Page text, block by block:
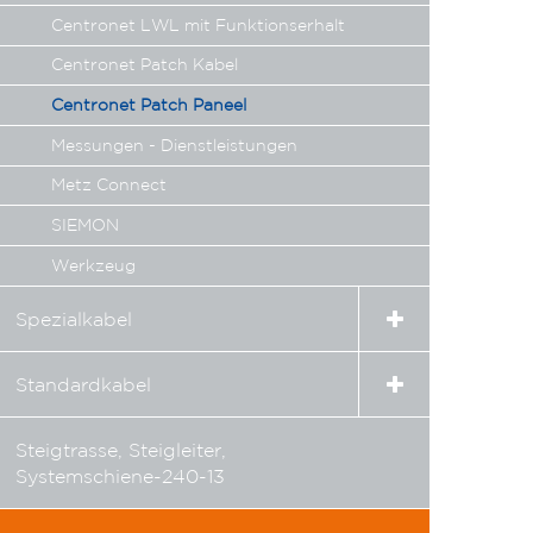
Centronet LWL mit Funktionserhalt
Centronet Patch Kabel
Centronet Patch Paneel
Messungen - Dienstleistungen
Metz Connect
SIEMON
Werkzeug
Spezialkabel
Expand
Standardkabel
Expand
Steigtrasse, Steigleiter,
Systemschiene-240-13